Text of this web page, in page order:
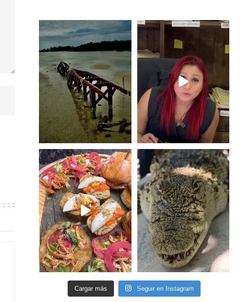
Cargar más Seguir en Instagram